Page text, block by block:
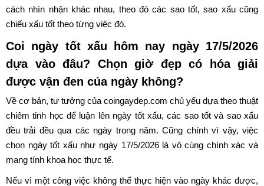
cách nhìn nhận khác nhau, theo đó các sao tốt, sao xấu cũng
chiếu xấu tốt theo từng việc đó.
Coi ngày tốt xấu hôm nay ngày 17/5/2026
dựa vào đâu? Chọn giờ đẹp có hóa giải
được vận đen của ngày không?
Về cơ bản, tư tưởng của coingaydep.com chủ yếu dựa theo thuật
chiêm tinh học để luận lên ngày tốt xấu, các sao tốt và sao xấu
đều trải đều qua các ngày trong năm. Cũng chính vì vậy, việc
chọn ngày tốt xấu như ngày 17/5/2026 là vô cùng chính xác và
mang tính khoa học thực tế.
Nếu vì một công việc không thể thực hiện vào ngày khác được,